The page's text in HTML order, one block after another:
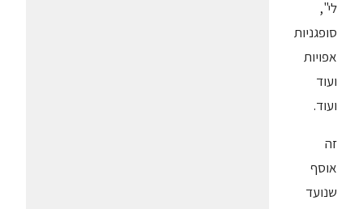
לי",
סופגניות
אפויות
ועוד
ועוד.
זה
אוסף
שנועד